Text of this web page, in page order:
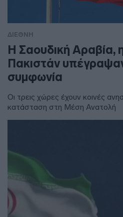
ΔΙΕΘΝΗ
Η Σαουδική Αραβία,
Πακιστάν
συμφωνία
Οι τρεις χώρες έχουν κοινές
κατάσταση στη Μέση Ανατολή